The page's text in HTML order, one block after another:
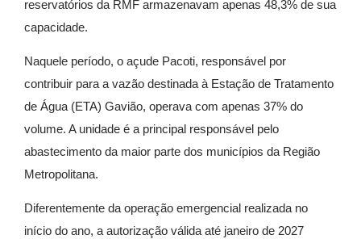
reservatórios da RMF armazenavam apenas 48,3% de sua
capacidade.
Naquele período, o açude Pacoti, responsável por
contribuir para a vazão destinada à Estação de Tratamento
de Água (ETA) Gavião, operava com apenas 37% do
volume. A unidade é a principal responsável pelo
abastecimento da maior parte dos municípios da Região
Metropolitana.
Diferentemente da operação emergencial realizada no
início do ano, a autorização válida até janeiro de 2027